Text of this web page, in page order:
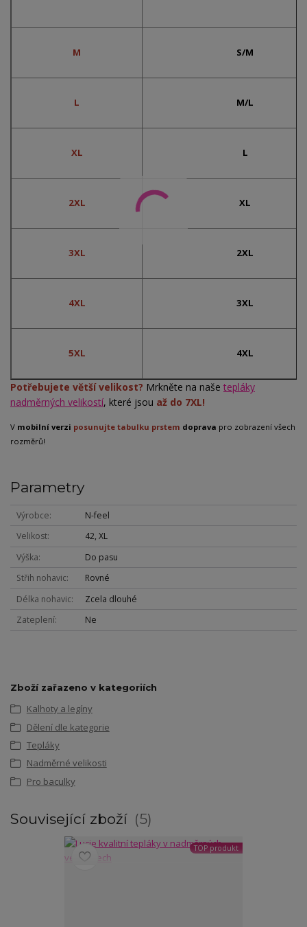
M S/M
L M/L
XL L
2XL XL
3XL 2XL
4XL 3XL
5XL 4XL
Potřebujete větší velikost? Mrkněte na naše tepláky
nadměrných velikostí, které jsou až do 7XL!
V mobilní verzi posunujte tabulku prstem doprava pro zobrazení všech
rozměrů!
Parametry
Výrobce
N-feel
Velikost
42, XL
Výška
Do pasu
Střih nohavic
Rovné
Délka nohavic
Zcela dlouhé
Zateplení
Ne
Zboží zařazeno v kategoriích
Kalhoty a legíny
Dělení dle kategorie
Tepláky
Nadměrné velikosti
Pro baculky
Související zboží 5
TOP produkt